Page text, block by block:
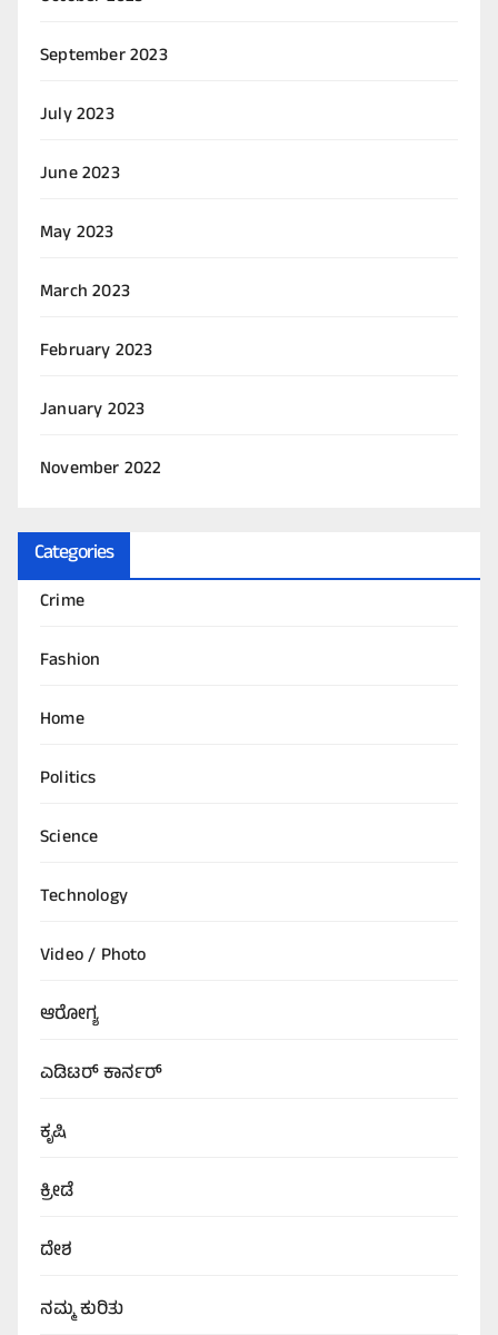
September 2023
July 2023
June 2023
May 2023
March 2023
February 2023
January 2023
November 2022
Categories
Crime
Fashion
Home
Politics
Science
Technology
Video / Photo
ಆರೋಗ್ಯ
ಎಡಿಟರ್‌ ಕಾರ್ನರ್
ಕೃಷಿ
ಕ್ರೀಡೆ
ದೇಶ
ನಮ್ಮ ಕುರಿತು